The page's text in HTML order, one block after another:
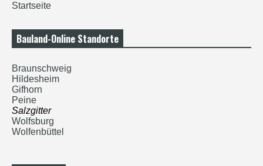
Startseite
Bauland-Online Standorte
Braunschweig
Hildesheim
Gifhorn
Peine
Salzgitter
Wolfsburg
Wolfenbüttel